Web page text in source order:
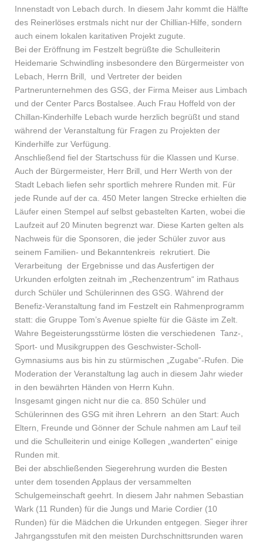
Innenstadt von Lebach durch. In diesem Jahr kommt die Hälfte
des Reinerlöses erstmals nicht nur der Chillian-Hilfe, sondern
auch einem lokalen karitativen Projekt zugute.
Bei der Eröffnung im Festzelt begrüßte die Schulleiterin
Heidemarie Schwindling insbesondere den Bürgermeister von
Lebach, Herrn Brill, und Vertreter der beiden
Partnerunternehmen des GSG, der Firma Meiser aus Limbach
und der Center Parcs Bostalsee. Auch Frau Hoffeld von der
Chillan-Kinderhilfe Lebach wurde herzlich begrüßt und stand
während der Veranstaltung für Fragen zu Projekten der
Kinderhilfe zur Verfügung.
Anschließend fiel der Startschuss für die Klassen und Kurse.
Auch der Bürgermeister, Herr Brill, und Herr Werth von der
Stadt Lebach liefen sehr sportlich mehrere Runden mit. Für
jede Runde auf der ca. 450 Meter langen Strecke erhielten die
Läufer einen Stempel auf selbst gebastelten Karten, wobei die
Laufzeit auf 20 Minuten begrenzt war. Diese Karten gelten als
Nachweis für die Sponsoren, die jeder Schüler zuvor aus
seinem Familien- und Bekanntenkreis rekrutiert. Die
Verarbeitung der Ergebnisse und das Ausfertigen der
Urkunden erfolgten zeitnah im „Rechenzentrum“ im Rathaus
durch Schüler und Schülerinnen des GSG. Während der
Benefiz-Veranstaltung fand im Festzelt ein Rahmenprogramm
statt: die Gruppe Tom’s Avenue spielte für die Gäste im Zelt.
Wahre Begeisterungsstürme lösten die verschiedenen Tanz-,
Sport- und Musikgruppen des Geschwister-Scholl-
Gymnasiums aus bis hin zu stürmischen „Zugabe“-Rufen. Die
Moderation der Veranstaltung lag auch in diesem Jahr wieder
in den bewährten Händen von Herrn Kuhn.
Insgesamt gingen nicht nur die ca. 850 Schüler und
Schülerinnen des GSG mit ihren Lehrern an den Start: Auch
Eltern, Freunde und Gönner der Schule nahmen am Lauf teil
und die Schulleiterin und einige Kollegen „wanderten“ einige
Runden mit.
Bei der abschließenden Siegerehrung wurden die Besten
unter dem tosenden Applaus der versammelten
Schulgemeinschaft geehrt. In diesem Jahr nahmen Sebastian
Wark (11 Runden) für die Jungs und Marie Cordier (10
Runden) für die Mädchen die Urkunden entgegen. Sieger ihrer
Jahrgangsstufen mit den meisten Durchschnittsrunden waren